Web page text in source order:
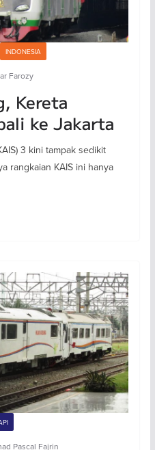
INDONESIA
Farozy
Kereta
ke Jakarta
3 kini tampak sedikit
rangkaian KAIS ini hanya
Pascal Fajrin